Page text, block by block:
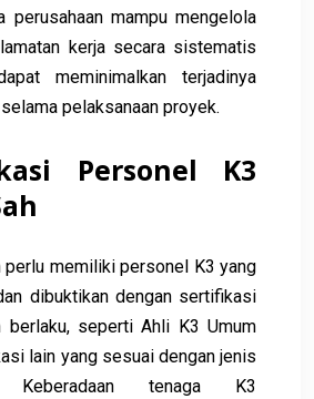
perusahaan mampu mengelola
kerja secara sistematis
meminimalkan terjadinya
pelaksanaan proyek.
Personel K3
perlu memiliki personel K3 yang
dibuktikan dengan sertifikasi
berlaku, seperti Ahli K3 Umum
lain yang sesuai dengan jenis
Keberadaan tenaga K3